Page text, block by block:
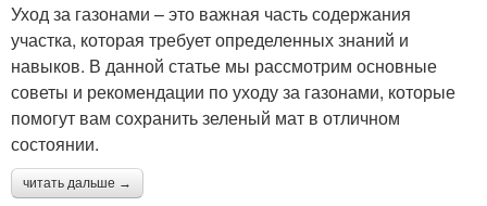
Уход за газонами – это важная часть содержания
участка, которая требует определенных знаний и
навыков. В данной статье мы рассмотрим основные
советы и рекомендации по уходу за газонами, которые
помогут вам сохранить зеленый мат в отличном
состоянии.
читать дальше →